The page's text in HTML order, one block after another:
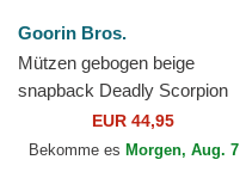
Goorin Bros.
Mützen gebogen beige
snapback Deadly Scorpion
The Farm Goorin Bros.
EUR 44,95
Bekomme es Morgen, Aug. 7